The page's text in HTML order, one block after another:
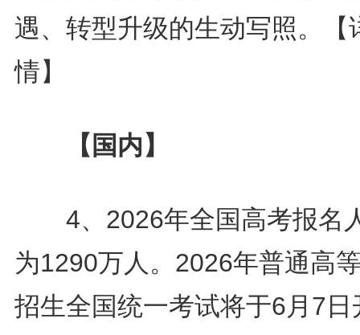
遇、转型升级的生动写照。
情】
【国内】
4、2026年全国高考报名
为1290万人。2026年普通高
招生全国统一考试将于6月7日